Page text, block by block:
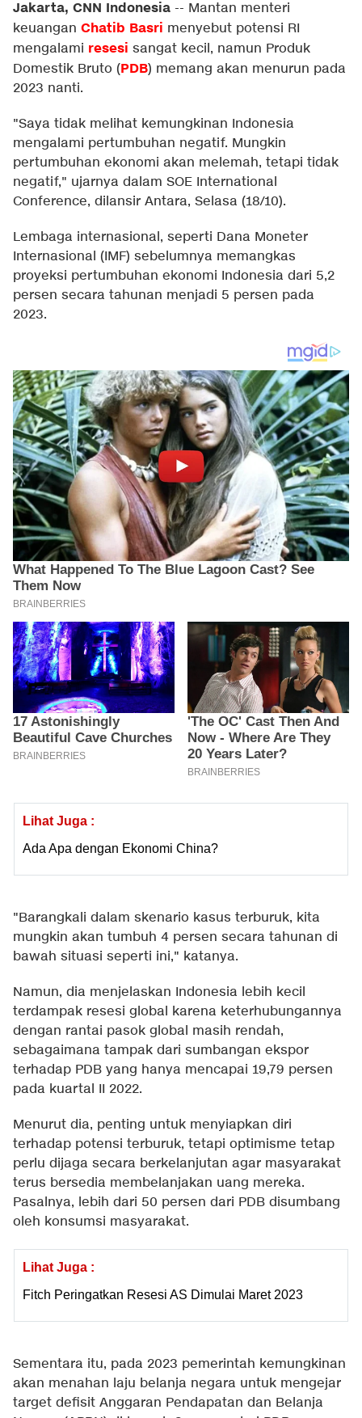
Jakarta, CNN Indonesia -- Mantan menteri
keuangan Chatib Basri menyebut potensi RI
mengalami resesi sangat kecil, namun Produk
Domestik Bruto (PDB) memang akan menurun pada
2023 nanti.
"Saya tidak melihat kemungkinan Indonesia
mengalami pertumbuhan negatif. Mungkin
pertumbuhan ekonomi akan melemah, tetapi tidak
negatif," ujarnya dalam SOE International
Conference, dilansir Antara, Selasa (18/10).
Lembaga internasional, seperti Dana Moneter
Internasional (IMF) sebelumnya memangkas
proyeksi pertumbuhan ekonomi Indonesia dari 5,2
persen secara tahunan menjadi 5 persen pada
2023.
Lihat Juga :
Ada Apa dengan Ekonomi China?
"Barangkali dalam skenario kasus terburuk, kita
mungkin akan tumbuh 4 persen secara tahunan di
bawah situasi seperti ini," katanya.
Namun, dia menjelaskan Indonesia lebih kecil
terdampak resesi global karena keterhubungannya
dengan rantai pasok global masih rendah,
sebagaimana tampak dari sumbangan ekspor
terhadap PDB yang hanya mencapai 19,79 persen
pada kuartal II 2022.
Menurut dia, penting untuk menyiapkan diri
terhadap potensi terburuk, tetapi optimisme tetap
perlu dijaga secara berkelanjutan agar masyarakat
terus bersedia membelanjakan uang mereka.
Pasalnya, lebih dari 50 persen dari PDB disumbang
oleh konsumsi masyarakat.
Lihat Juga :
Fitch Peringatkan Resesi AS Dimulai Maret 2023
Sementara itu, pada 2023 pemerintah kemungkinan
akan menahan laju belanja negara untuk mengejar
target defisit Anggaran Pendapatan dan Belanja